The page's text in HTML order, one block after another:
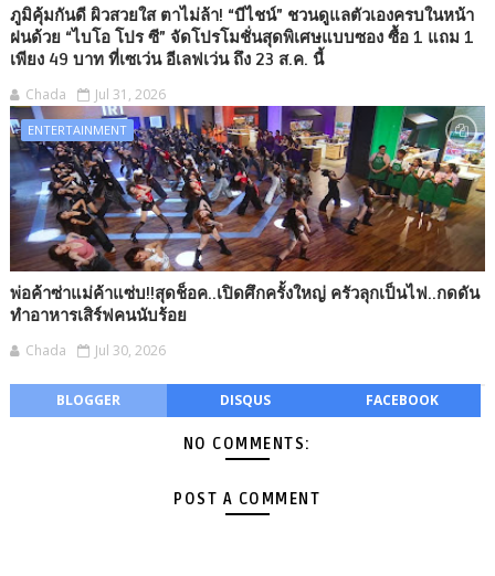
ภูมิคุ้มกันดี ผิวสวยใส ตาไม่ล้า! “บีไชน์” ชวนดูแลตัวเองครบในหน้า
ฝนด้วย “ไบโอ โปร ซี” จัดโปรโมชั่นสุดพิเศษแบบซอง ซื้อ 1 แถม 1
เพียง 49 บาท ที่เซเว่น อีเลฟเว่น ถึง 23 ส.ค. นี้
Chada Jul 31, 2026
ENTERTAINMENT
พ่อค้าซ่าแม่ค้าแซ่บ!!สุดช็อค..เปิดศึกครั้งใหญ่ ครัวลุกเป็นไฟ..กดดัน
ทำอาหารเสิร์ฟคนนับร้อย
Chada Jul 30, 2026
BLOGGER DISQUS FACEBOOK
NO COMMENTS:
POST A COMMENT